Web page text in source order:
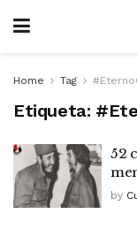
Home Tag
Etiqueta:
52
by